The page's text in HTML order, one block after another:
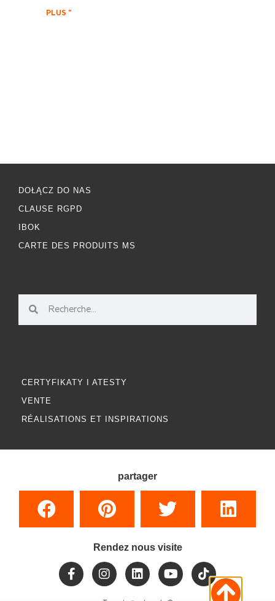
PLUS "
DOŁĄCZ DO NAS
CLAUSE RGPD
IBOK
CARTE DES PRODUITS MS
CERTYFIKATY I ATESTY
VENTE
RÉALISATIONS ET INSPIRATIONS
partager
Rendez nous visite